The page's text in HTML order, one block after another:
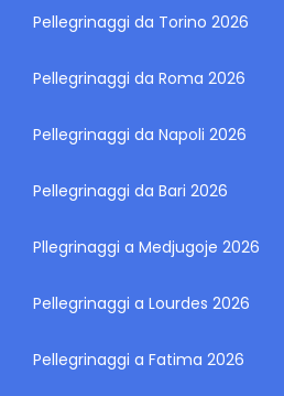
Pellegrinaggi da Torino 2026
Pellegrinaggi da Roma 2026
Pellegrinaggi da Napoli 2026
Pellegrinaggi da Bari 2026
Pllegrinaggi a Medjugoje 2026
Pellegrinaggi a Lourdes 2026
Pellegrinaggi a Fatima 2026